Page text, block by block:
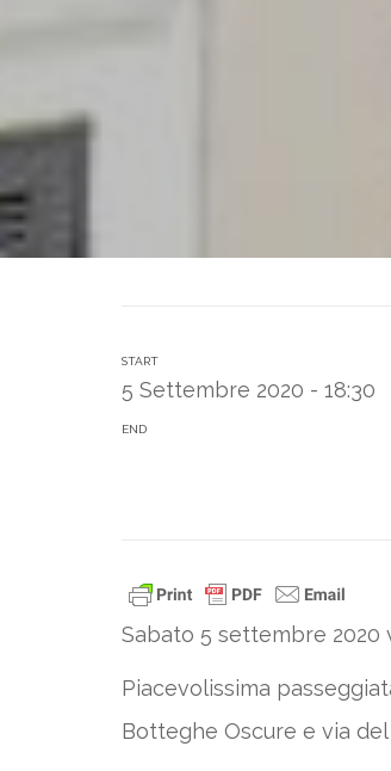
START
5 Settembre 2020 - 18:30
END
Sabato 5 settembre 2020
Piacevolissima
Botteghe Oscure e via